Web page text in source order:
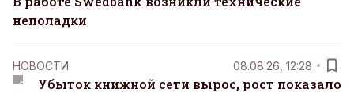
неполадки
НОВОСТИ 08.08.26, 12:28
Убыток книжной сети вырос, рост показало